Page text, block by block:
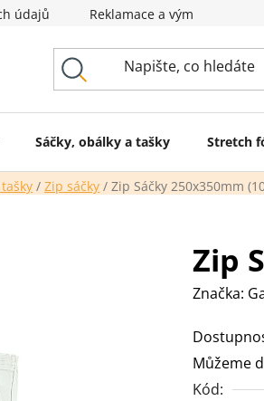
údajů Reklamace a výměna zboží
Sáčky, obálky a tašky Stretch
/ Zip sáčky / Zip Sáčky 250x350mm
Zip
Značka:
Můžeme
Kód: